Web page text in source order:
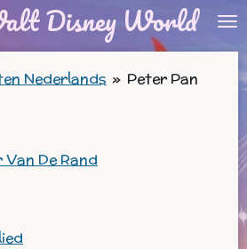
Disney World
Nederlands » Peter Pan
Van De Rand